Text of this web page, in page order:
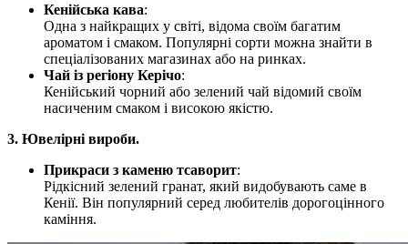
Кенійська кава:
Одна з найкращих у світі, відома своїм багатим
ароматом і смаком. Популярні сорти можна знайти в
спеціалізованих магазинах або на ринках.
Чай із регіону Керічо:
Кенійський чорний або зелений чай відомий своїм
насиченим смаком і високою якістю.
3. Ювелірні вироби.
Прикраси з каменю тсаворит:
Рідкісний зелений гранат, який видобувають саме в
Кенії. Він популярний серед любителів дорогоцінного
каміння.